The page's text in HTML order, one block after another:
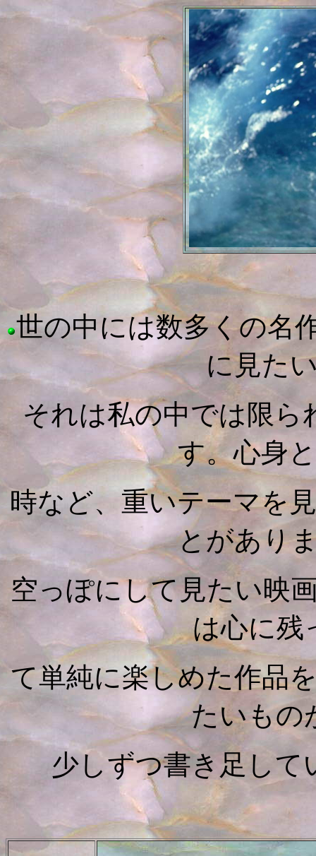
世の中には数多くの名
に見た
それは私の中では限
す。心身
時など、重いテーマを
とがあり
空っぽにして見たい映
は心に残
て単純に楽しめた作品
たいもの
少しずつ書き足し